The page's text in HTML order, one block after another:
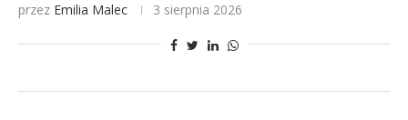
przez Emilia Malec 3 sierpnia 2026